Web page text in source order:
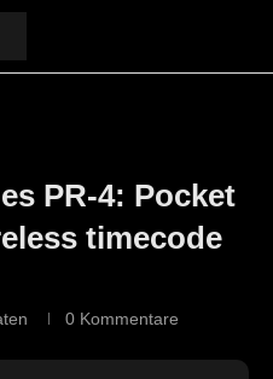
PR-4: Pocket
timecode
0 Kommentare